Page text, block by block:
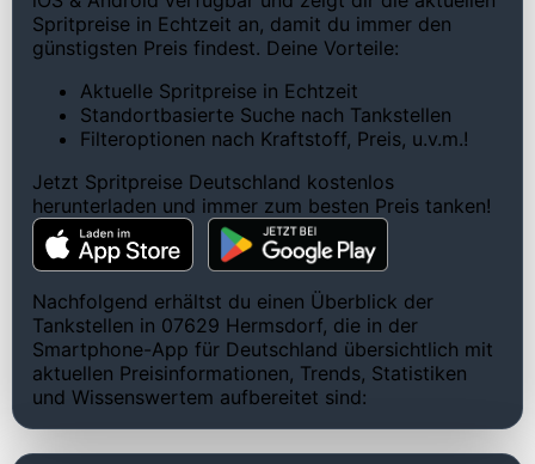
Spritpreise in Echtzeit an, damit du immer den
günstigsten Preis findest. Deine Vorteile:
Aktuelle Spritpreise in Echtzeit
Standortbasierte Suche nach Tankstellen
Filteroptionen nach Kraftstoff, Preis, u.v.m.!
Jetzt Spritpreise Deutschland kostenlos
herunterladen und immer zum besten Preis tanken!
Nachfolgend erhältst du einen Überblick der
Tankstellen in 07629 Hermsdorf, die in der
Smartphone-App für Deutschland übersichtlich mit
aktuellen Preisinformationen, Trends, Statistiken
und Wissenswertem aufbereitet sind: